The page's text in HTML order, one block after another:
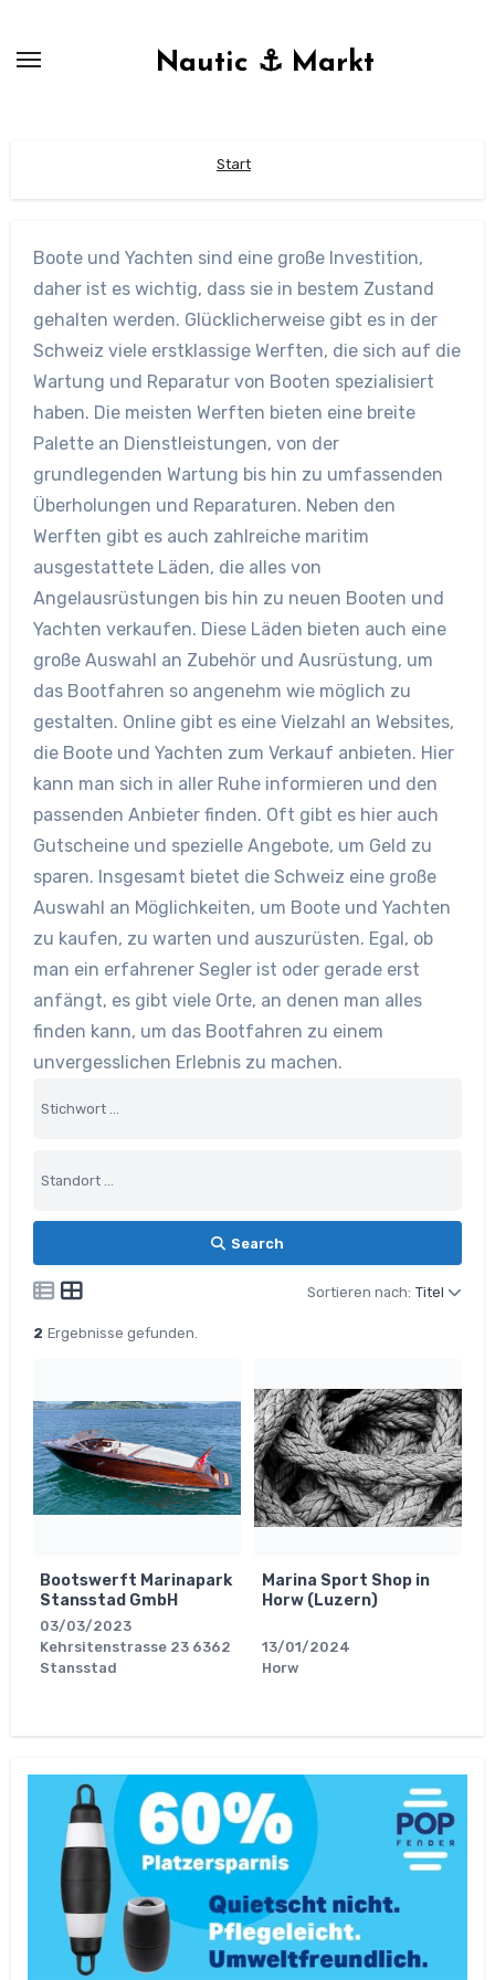
Nautic ⚓ Markt
Start
Boote und Yachten sind eine große Investition,
daher ist es wichtig, dass sie in bestem Zustand
gehalten werden. Glücklicherweise gibt es in der
Schweiz viele erstklassige Werften, die sich auf die
Wartung und Reparatur von Booten spezialisiert
haben. Die meisten Werften bieten eine breite
Palette an Dienstleistungen, von der
grundlegenden Wartung bis hin zu umfassenden
Überholungen und Reparaturen. Neben den
Werften gibt es auch zahlreiche maritim
ausgestattete Läden, die alles von
Angelausrüstungen bis hin zu neuen Booten und
Yachten verkaufen. Diese Läden bieten auch eine
große Auswahl an Zubehör und Ausrüstung, um
das Bootfahren so angenehm wie möglich zu
gestalten. Online gibt es eine Vielzahl an Websites,
die Boote und Yachten zum Verkauf anbieten. Hier
kann man sich in aller Ruhe informieren und den
passenden Anbieter finden. Oft gibt es hier auch
Gutscheine und spezielle Angebote, um Geld zu
sparen. Insgesamt bietet die Schweiz eine große
Auswahl an Möglichkeiten, um Boote und Yachten
zu kaufen, zu warten und auszurüsten. Egal, ob
man ein erfahrener Segler ist oder gerade erst
anfängt, es gibt viele Orte, an denen man alles
finden kann, um das Bootfahren zu einem
unvergesslichen Erlebnis zu machen.
Search
Sortieren nach: Titel
2 Ergebnisse gefunden.
Bootswerft Marinapark
Stansstad GmbH
03/03/2023
Kehrsitenstrasse 23 6362
Stansstad
Marina Sport Shop in
Horw (Luzern)
13/01/2024
Horw